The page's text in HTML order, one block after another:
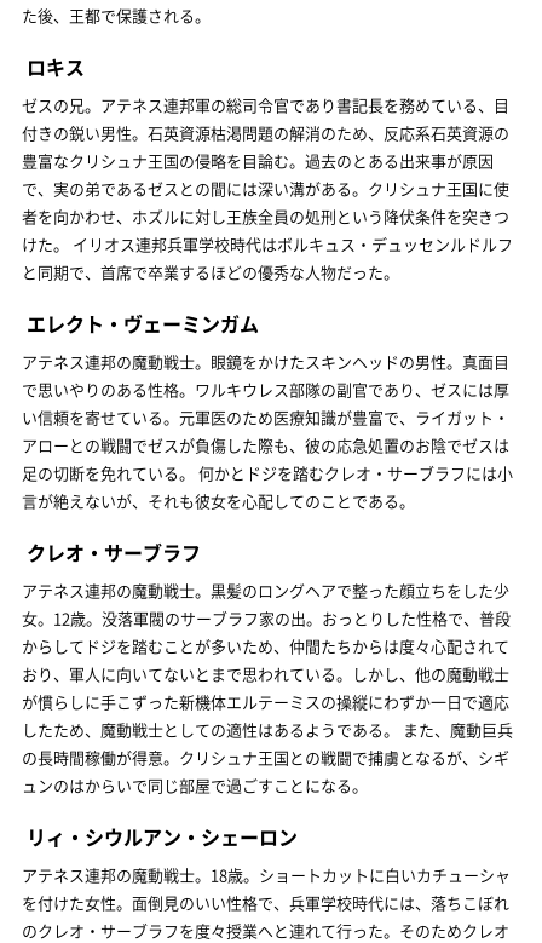
た後、王都で保護される。
ロキス
ゼスの兄。アテネス連邦軍の総司令官であり書記長を務めている、目
付きの鋭い男性。石英資源枯渇問題の解消のため、反応系石英資源の
豊富なクリシュナ王国の侵略を目論む。過去のとある出来事が原因
で、実の弟であるゼスとの間には深い溝がある。クリシュナ王国に使
者を向かわせ、ホズルに対し王族全員の処刑という降伏条件を突きつ
けた。 イリオス連邦兵軍学校時代はボルキュス・デュッセンルドルフ
と同期で、首席で卒業するほどの優秀な人物だった。
エレクト・ヴェーミンガム
アテネス連邦の魔動戦士。眼鏡をかけたスキンヘッドの男性。真面目
で思いやりのある性格。ワルキウレス部隊の副官であり、ゼスには厚
い信頼を寄せている。元軍医のため医療知識が豊富で、ライガット・
アローとの戦闘でゼスが負傷した際も、彼の応急処置のお陰でゼスは
足の切断を免れている。 何かとドジを踏むクレオ・サーブラフには小
言が絶えないが、それも彼女を心配してのことである。
クレオ・サーブラフ
アテネス連邦の魔動戦士。黒髪のロングヘアで整った顔立ちをした少
女。12歳。没落軍閥のサーブラフ家の出。おっとりした性格で、普段
からしてドジを踏むことが多いため、仲間たちからは度々心配されて
おり、軍人に向いてないとまで思われている。しかし、他の魔動戦士
が慣らしに手こずった新機体エルテーミスの操縦にわずか一日で適応
したため、魔動戦士としての適性はあるようである。 また、魔動巨兵
の長時間稼働が得意。クリシュナ王国との戦闘で捕虜となるが、シギ
ュンのはからいで同じ部屋で過ごすことになる。
リィ・シウルアン・シェーロン
アテネス連邦の魔動戦士。18歳。ショートカットに白いカチューシャ
を付けた女性。面倒見のいい性格で、兵軍学校時代には、落ちこぼれ
のクレオ・サーブラフを度々授業へと連れて行った。そのためクレオ